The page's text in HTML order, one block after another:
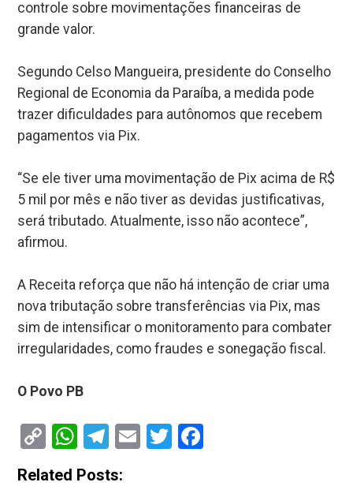
controle sobre movimentações financeiras de
grande valor.
Segundo Celso Mangueira, presidente do Conselho
Regional de Economia da Paraíba, a medida pode
trazer dificuldades para autônomos que recebem
pagamentos via Pix.
“Se ele tiver uma movimentação de Pix acima de R$
5 mil por mês e não tiver as devidas justificativas,
será tributado. Atualmente, isso não acontece”,
afirmou.
A Receita reforça que não há intenção de criar uma
nova tributação sobre transferências via Pix, mas
sim de intensificar o monitoramento para combater
irregularidades, como fraudes e sonegação fiscal.
O Povo PB
Copy
Link
WhatsApp
Telegram
EmailTwitter
Related Posts: